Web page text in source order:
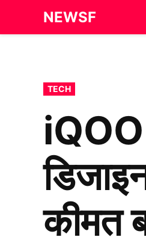
NEWSF
POSTED
IN
TECH
कीमत